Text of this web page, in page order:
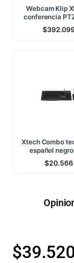
Webcam Klip
conferencia
$
Xtech Combo
español negro
$20.566
$